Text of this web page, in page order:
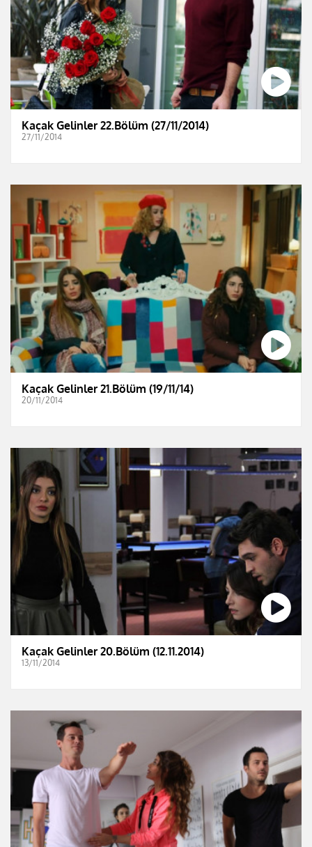
Kaçak Gelinler 22.Bölüm (27/11/2014)
27/11/2014
Kaçak Gelinler 21.Bölüm (19/11/14)
20/11/2014
Kaçak Gelinler 20.Bölüm (12.11.2014)
13/11/2014